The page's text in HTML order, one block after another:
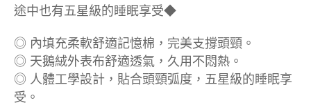
途中也有五星級的睡眠享受◆
◎ 內填充柔軟舒適記憶棉，完美支撐頭頸。
◎ 天鵝絨外表布舒適透氣，久用不悶熱。
◎ 人體工學設計，貼合頭頸弧度，五星級的睡眠享
受。